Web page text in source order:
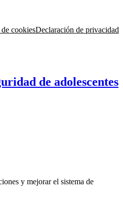
cookiesDeclaración de privacidad
de adolescentes
y mejorar el sistema de